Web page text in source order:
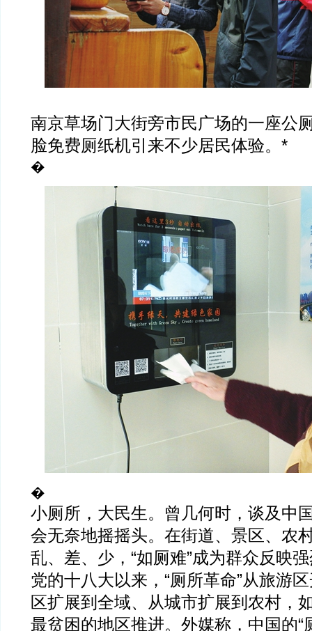
南京草场门大街旁市民广场的一座公
脸免费厕纸机引来不少居民体验。*
�
�
小厕所，大民生。曾几何时，谈及中
会无奈地摇摇头。在街道、景区、农
乱、差、少，“如厕难”成为群众反映
党的十八大以来，“厕所革命”从旅游
区扩展到全域、从城市扩展到农村，
最贫困的地区推进。外媒称，中国的“